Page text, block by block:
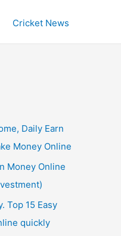
Cricket News
Daily Earn
Money Online
Money Online
Top 15 Easy
quickly